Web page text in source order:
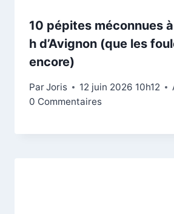
10 pépites méconnues
h d’Avignon (que les
encore)
ParJoris 12 juin 2026 10h12
0 Commentaires